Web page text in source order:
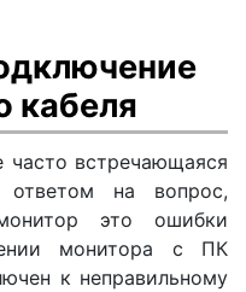
кабеля
часто встречающаяся
ответом на вопрос,
это ошибки
монитора с ПК
к неправильному